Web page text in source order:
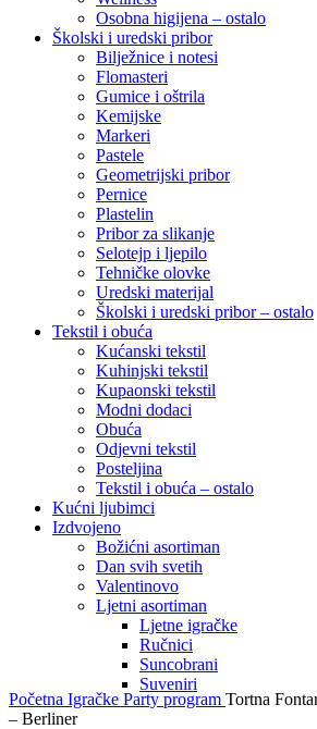
Osobna higijena – ostalo
Školski i uredski pribor
Bilježnice i notesi
Flomasteri
Gumice i oštrila
Kemijske
Markeri
Pastele
Geometrijski pribor
Pernice
Plastelin
Pribor za slikanje
Selotejp i ljepilo
Tehničke olovke
Uredski materijal
Školski i uredski pribor – ostalo
Tekstil i obuća
Kućanski tekstil
Kuhinjski tekstil
Kupaonski tekstil
Modni dodaci
Obuća
Odjevni tekstil
Posteljina
Tekstil i obuća – ostalo
Kućni ljubimci
Izdvojeno
Božićni asortiman
Dan svih svetih
Valentinovo
Ljetni asortiman
Ljetne igračke
Ručnici
Suncobrani
Suveniri
Početna Igračke Party program Tortna
– Berliner